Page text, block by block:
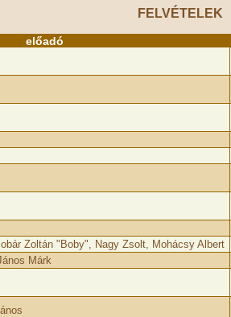
FELVÉTELEK
előadó
Zoltán "Boby", Nagy Zsolt, Mohácsy Albert
Márk